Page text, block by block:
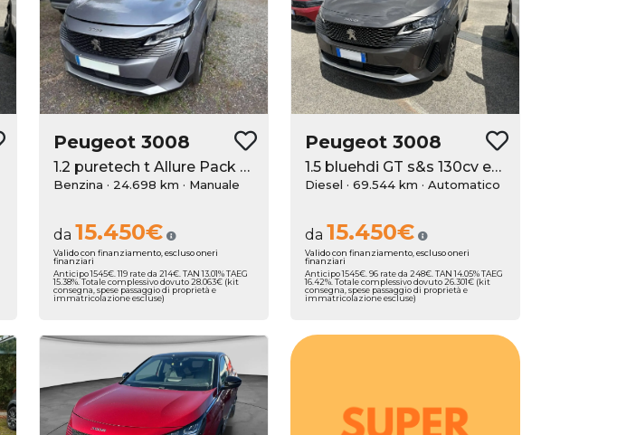
Peugeot 3008
1.2 puretech t Allure Pack s&s 130cv
Benzina · 24.698 km · Manuale
da 15.450€
Valido con finanziamento, escluso oneri
finanziari
Anticipo 1545€. 119 rate da 214€. TAN 13.01% TAEG
15.38%. Totale complessivo dovuto 28.063€ (kit
consegna, spese passaggio di proprietà e
immatricolazione escluse)
Peugeot 3008
1.5 bluehdi GT s&s 130cv eat8
Diesel · 69.544 km · Automatico
da 15.450€
Valido con finanziamento, escluso oneri
finanziari
Anticipo 1545€. 96 rate da 248€. TAN 14.05% TAEG
16.42%. Totale complessivo dovuto 26.301€ (kit
consegna, spese passaggio di proprietà e
immatricolazione escluse)
Hai una permuta?